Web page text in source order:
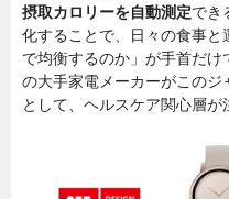
摂取カロリーを自動測定でき
化することで、日々の食事
で均衡するのか」が手首だ
の大手家電メーカーがこのジ
として、ヘルスケア関心層が